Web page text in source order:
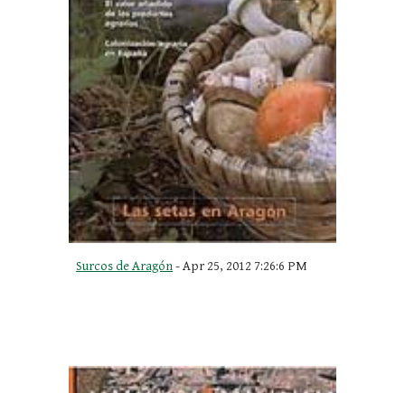
Surcos de Aragón - Apr 25, 2012 7:26:6 PM